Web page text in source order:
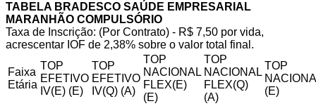
TABELA BRADESCO SAÚDE EMPRESARIAL
MARANHÃO COMPULSÓRIO
Taxa de Inscrição: (Por Contrato) - R$ 7,50 por vida,
acrescentar IOF de 2,38% sobre o valor total final.
Faixa
Etária
TOP
EFETIVO
IV(E) (E)
TOP
EFETIVO
IV(Q) (A)
TOP
NACIONAL
FLEX(E)
(E)
TOP
NACIONAL
FLEX(Q)
(A)
TOP
(E)